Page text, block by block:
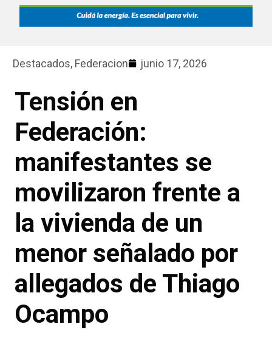
Destacados, Federacion junio 17, 2026
Tensión en
Federación:
manifestantes se
movilizaron frente a
la vivienda de un
menor señalado por
allegados de Thiago
Ocampo